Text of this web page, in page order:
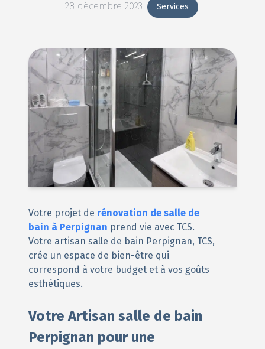
28 décembre 2023 Services
Votre projet de rénovation de salle de
bain à Perpignan prend vie avec TCS.
Votre artisan salle de bain Perpignan, TCS,
crée un espace de bien-être qui
correspond à votre budget et à vos goûts
esthétiques.
Votre Artisan salle de bain
Perpignan pour une